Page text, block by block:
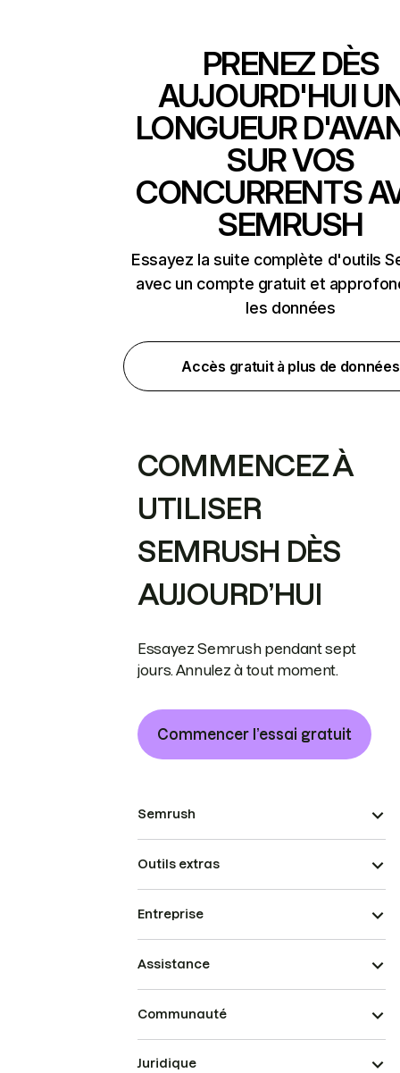
PRENEZ DÈS
AUJOURD'HUI
LONGUEUR
SUR VOS
CONCURRENTS
SEMRUSH
Essayez la suite complète d'outils
avec un compte gratuit et
les données
Accès gratuit à plus de données
COMMENCEZ À
UTILISER
SEMRUSH DÈS
AUJOURD’HUI
Essayez Semrush pendant sept
jours. Annulez à tout moment.
Commencer l’essai gratuit
Semrush
Outils extras
Entreprise
Assistance
Communauté
Juridique